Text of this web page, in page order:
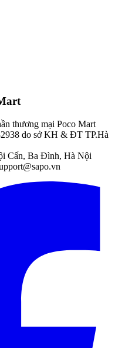
thương mại Poco Mart
do sở KH & ĐT TP.Hà
Cấn, Ba Đình, Hà Nội